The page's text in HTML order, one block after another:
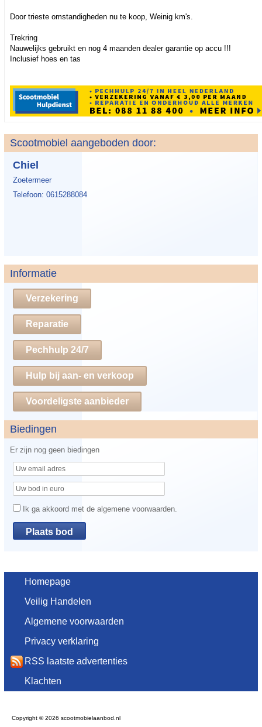
Door trieste omstandigheden nu te koop, Weinig km's.
Trekring
Nauwelijks gebruikt en nog 4 maanden dealer garantie op accu !!!
Inclusief hoes en tas
Scootmobiel aangeboden door:
Chiel
Zoetermeer
Telefoon: 0615288084
Informatie
Verzekering
Reparatie
Pechhulp 24/7
Hulp bij aan- en verkoop
Voordeligste aanbieder
Biedingen
Er zijn nog geen biedingen
Ik ga akkoord met de algemene voorwaarden.
Homepage
Veilig Handelen
Algemene voorwaarden
Privacy verklaring
RSS laatste advertenties
Klachten
Copyright © 2026 scootmobielaanbod.nl